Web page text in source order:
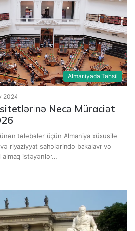
Almaniyada Təhsil
2024
Necə Müraciət
tələbələr üçün Almaniya xüsusilə
riyaziyyat sahələrində bakalavr və
almaq istəyənlər…